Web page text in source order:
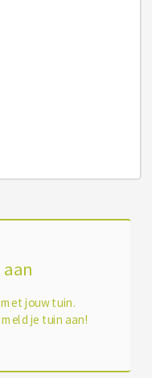
jouw tuin.
je tuin aan!